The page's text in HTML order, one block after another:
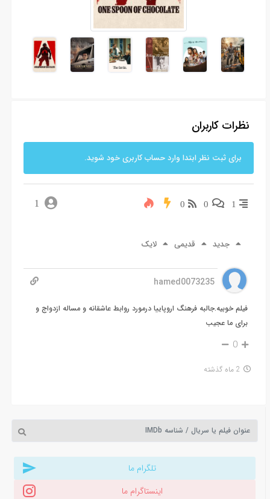
نظرات کاربران
برای ثبت نظر ابتدا وارد حساب کاربری خود شوید.
1
0
0
1
جدید قدیمی لایک
hamed0073235
فیلم خوبیه.جالبه فرهنگ اروپاییا درمورد روابط عاشقانه و مساله ازدواج و
برای ما عجیب
0
2 ماه گذشته
تلگرام ما
اینستاگرام ما